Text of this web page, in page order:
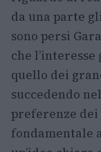
da una parte
sono persi
che
quello dei
succedendo
preferenze dei
fondamentale